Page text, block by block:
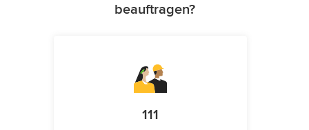
beauftragen?
111